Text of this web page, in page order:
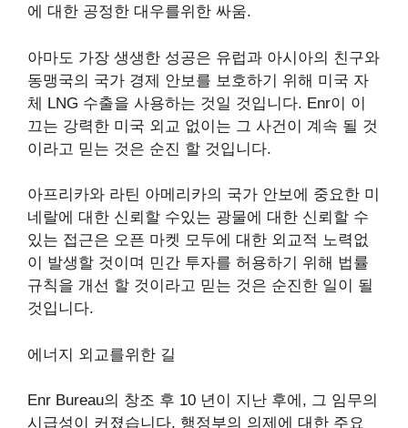
에 대한 공정한 대우를위한 싸움.
아마도 가장 생생한 성공은 유럽과 아시아의 친구와
동맹국의 국가 경제 안보를 보호하기 위해 미국 자
체 LNG 수출을 사용하는 것일 것입니다. Enr이 이
끄는 강력한 미국 외교 없이는 그 사건이 계속 될 것
이라고 믿는 것은 순진 할 것입니다.
아프리카와 라틴 아메리카의 국가 안보에 중요한 미
네랄에 대한 신뢰할 수있는 광물에 대한 신뢰할 수
있는 접근은 오픈 마켓 모두에 대한 외교적 노력없
이 발생할 것이며 민간 투자를 허용하기 위해 법률
규칙을 개선 할 것이라고 믿는 것은 순진한 일이 될
것입니다.
에너지 외교를위한 길
Enr Bureau의 창조 후 10 년이 지난 후에, 그 임무의
시급성이 커졌습니다. 행정부의 의제에 대한 주요